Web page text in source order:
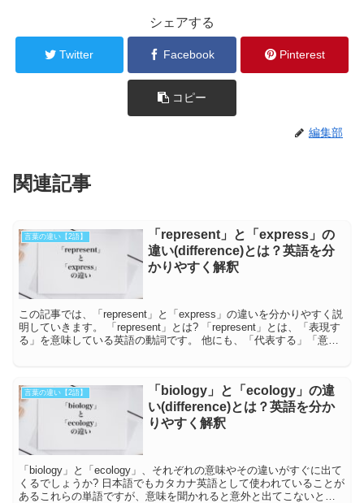
シェアする
Twitter Facebook Pinterest
コピー
編集部
関連記事
言葉の違い【2語】
「represent」と「express」の
違い(difference)とは？英語を分
かりやすく解釈
この記事では、「represent」と「express」の違いを分かりやすく説
明していきます。 「represent」とは? 「represent」とは、「表現す
る」を意味している英語の動詞です。 他にも、「代表する」「意
言葉の違い【2語】
「biology」と「ecology」の違
い(difference)とは？英語を分か
りやすく解釈
「biology」と「ecology」、それぞれの意味やその違いがすぐに出て
くるでしょうか? 日本語でもカタカナ英語として使われていることが
あるこれらの単語ですが、意味を聞かれると意外と出てこないとい